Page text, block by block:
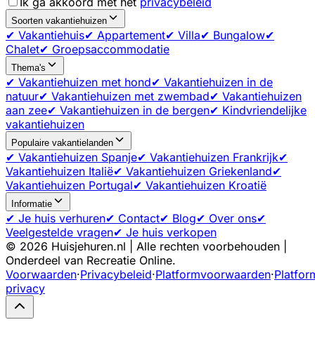
Soorten vakantiehuizen
✔ Vakantiehuis✔ Appartement✔ Villa✔ Bungalow✔
Chalet✔ Groepsaccommodatie
Thema's
✔ Vakantiehuizen met hond✔ Vakantiehuizen in de
natuur✔ Vakantiehuizen met zwembad✔ Vakantiehuizen
aan zee✔ Vakantiehuizen in de bergen✔ Kindvriendelijke
vakantiehuizen
Populaire vakantielanden
✔ Vakantiehuizen Spanje✔ Vakantiehuizen Frankrijk✔
Vakantiehuizen Italië✔ Vakantiehuizen Griekenland✔
Vakantiehuizen Portugal✔ Vakantiehuizen Kroatië
Informatie
✔ Je huis verhuren✔ Contact✔ Blog✔ Over ons✔
Veelgestelde vragen✔ Je huis verkopen
© 2026 Huisjehuren.nl | Alle rechten voorbehouden |
Onderdeel van Recreatie Online.
Voorwaarden·Privacybeleid·Platformvoorwaarden·
privacy